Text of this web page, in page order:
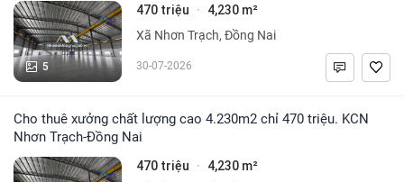
5
470 triệu · 4,230 m²
Xã Nhơn Trạch, Đồng Nai
30-07-2026
Cho thuê xưởng chất lượng cao 4.230m2 chỉ 470 triệu. KCN
Nhơn Trạch-Đồng Nai
470 triệu · 4,230 m²